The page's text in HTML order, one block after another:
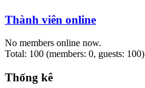
Thành viên online
No members online now.
Total: 100 (members: 0, guests: 100)
Thống kê